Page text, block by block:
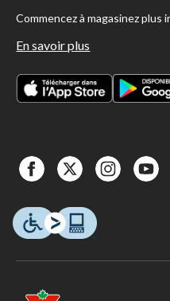
Commencez à magasinez plus
En savoir plus